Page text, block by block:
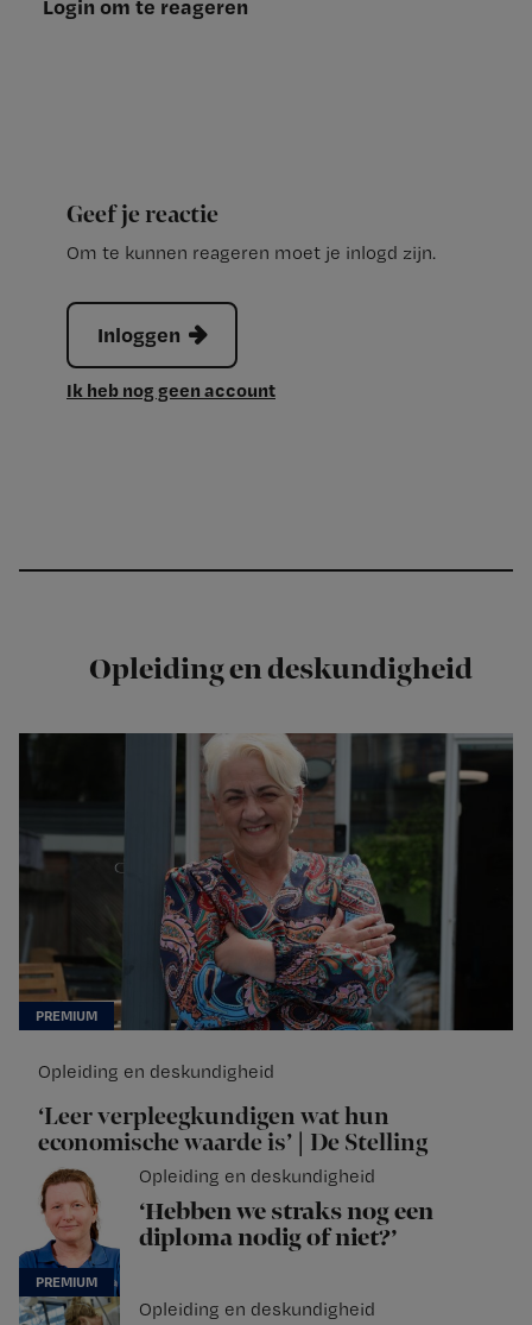
Login om te reageren
Geef je reactie
Om te kunnen reageren moet je inlogd zijn.
Inloggen
Ik heb nog geen account
Opleiding en deskundigheid
Opleiding en deskundigheid
‘Leer verpleegkundigen wat hun
economische waarde is’ | De Stelling
Opleiding en deskundigheid
‘Hebben we straks nog een
diploma nodig of niet?’
Opleiding en deskundigheid